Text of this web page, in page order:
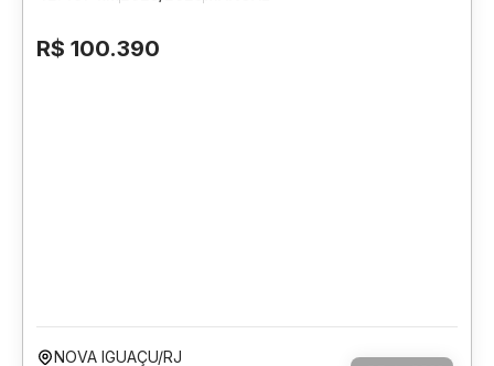
R$ 100.390
NOVA IGUAÇU/RJ